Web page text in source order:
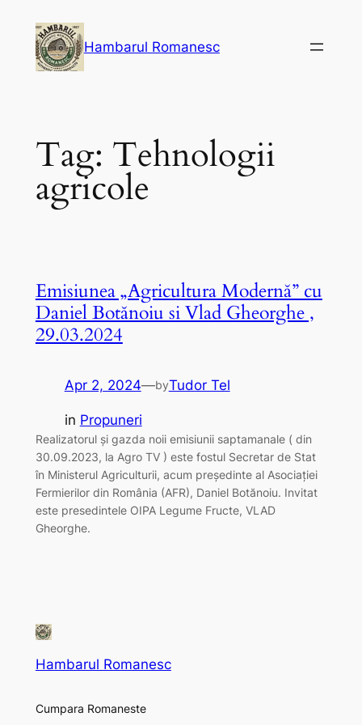
content
Hambarul Romanesc
Tag: Tehnologii
agricole
Emisiunea „Agricultura Modernă” cu
Daniel Botănoiu si Vlad Gheorghe ,
29.03.2024
Apr 2, 2024—byTudor Tel
in Propuneri
Realizatorul și gazda noii emisiunii saptamanale ( din
30.09.2023, la Agro TV ) este fostul Secretar de Stat
în Ministerul Agriculturii, acum președinte al Asociației
Fermierilor din România (AFR), Daniel Botănoiu. Invitat
este presedintele OIPA Legume Fructe, VLAD
Gheorghe.
Hambarul Romanesc
Cumpara Romaneste